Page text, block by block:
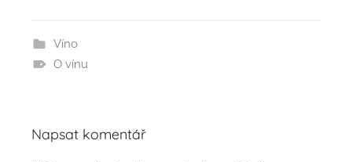
Víno
O vínu
Napsat komentář